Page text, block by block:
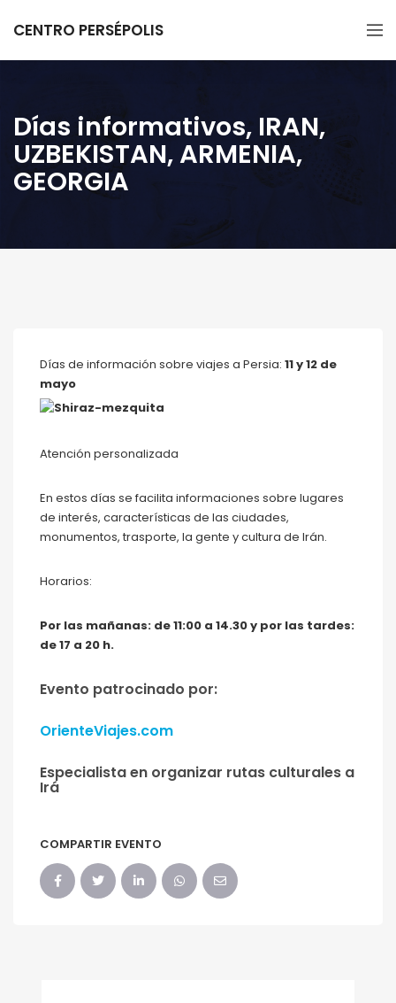
CENTRO PERSÉPOLIS
Días informativos, IRAN,
UZBEKISTAN, ARMENIA,
GEORGIA
Días de información sobre viajes a Persia: 11 y 12 de
mayo
Atención personalizada
En estos días se facilita informaciones sobre lugares
de interés, características de las ciudades,
monumentos, trasporte, la gente y cultura de Irán.
Horarios:
Por las mañanas: de 11:00 a 14.30 y por las tardes:
de 17 a 20 h.
Evento patrocinado por:
OrienteViajes.com
Especialista en organizar rutas culturales a
Irá
COMPARTIR EVENTO